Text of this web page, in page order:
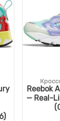
Reebok
— Real-